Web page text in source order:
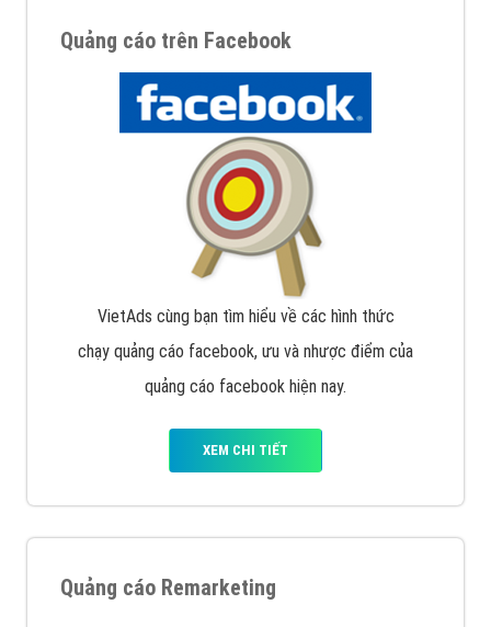
Quảng cáo trên Facebook
VietAds cùng bạn tìm hiểu về các hình thức
chạy quảng cáo facebook, ưu và nhược điểm của
quảng cáo facebook hiện nay.
XEM CHI TIẾT
Quảng cáo Remarketing